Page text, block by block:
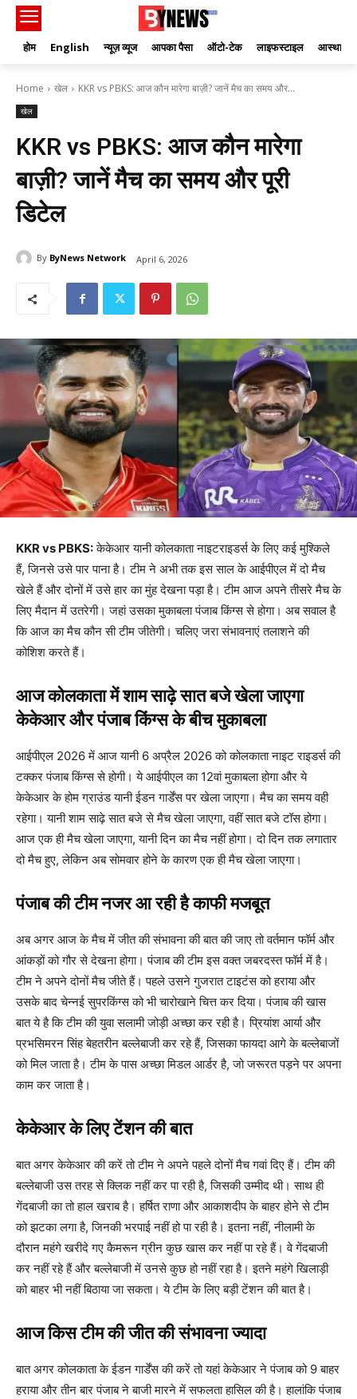
होम English न्यूज़ व्यूज आपका पैसा ऑटो-टेक लाइफस्टाइल आस्था
Home खेल KKR vs PBKS: आज कौन मारेगा बाज़ी? जानें मैच का समय और...
खेल
KKR vs PBKS: आज कौन मारेगा
बाज़ी? जानें मैच का समय और पूरी
डिटेल
By ByNews Network April 6, 2026
KKR vs PBKS:केकेआर यानी कोलकाता नाइटराइडर्स के लिए कई मुश्किले
हैं, जिनसे उसे पार पाना है। टीम ने अभी तक इस साल के आईपीएल में दो मैच
खेले हैं और दोनों में उसे हार का मुंह देखना पड़ा है। टीम आज अपने तीसरे मैच के
लिए मैदान में उतरेगी। जहां उसका मुकाबला पंजाब किंग्स से होगा। अब सवाल है
कि आज का मैच कौन सी टीम जीतेगी। चलिए जरा संभावनाएं तलाशने की
कोशिश करते हैं।
आज कोलकाता में शाम साढ़े सात बजे खेला जाएगा
केकेआर और पंजाब किंग्स के बीच मुकाबला
आईपीएल 2026 में आज यानी 6 अप्रैल 2026 को कोलकाता नाइट राइडर्स की
टक्कर पंजाब किंग्स से होगी। ये आईपीएल का 12वां मुकाबला होगा और ये
केकेआर के होम ग्राउंड यानी ईडन गार्डेंस पर खेला जाएगा। मैच का समय वही
रहेगा। यानी शाम साढ़े सात बजे से मैच खेला जाएगा, वहीं सात बजे टॉस होगा।
आज एक ही मैच खेला जाएगा, यानी दिन का मैच नहीं होगा। दो दिन तक लगातार
दो मैच हुए, लेकिन अब सोमवार होने के कारण एक ही मैच खेला जाएगा।
पंजाब की टीम नजर आ रही है काफी मजबूत
अब अगर आज के मैच में जीत की संभावना की बात की जाए तो वर्तमान फॉर्म और
आंकड़ों को गौर से देखना होगा। पंजाब की टीम इस वक्त जबरदस्त फॉर्म में है।
टीम ने अपने दोनों मैच जीते हैं। पहले उसने गुजरात टाइटंस को हराया और
उसके बाद चेन्नई सुपरकिंग्स को भी चारोखाने चित्त कर दिया। पंजाब की खास
बात ये है कि टीम की युवा सलामी जोड़ी अच्छा कर रही है। प्रियांश आर्या और ​
प्रभसिमरन सिंह बेहतरीन बल्लेबाजी कर रहे हैं, जिसका फायदा आगे के बल्लेबाजों
को मिल जाता है। टीम के पास अच्छा मिडल आर्डर है, जो जरूरत पड़ने पर अपना
काम कर जाता है।
केकेआर के लिए टेंशन की बात
बात अगर केकेआर की करें तो टीम ने अपने पहले दोनों मैच गवां दिए हैं। टीम की
बल्लेबाजी उस तरह से क्लिक नहीं कर पा रही है, जिसकी उम्मीद थी। साथ ही
गेंदबाजी का तो हाल खराब है। हर्षित राणा और आकाशदीप के बाहर होने से टीम
को झटका लगा है, जिनकी भरपाई नहीं हो पा रही है। इतना नहीं, नीलामी के
दौरान महंगे खरीदे गए कैमरून ग्रीन कुछ खास कर नहीं पा रहे हैं। वे गेंदबाजी
कर नहीं रहे हैं और बल्लेबाजी में उनसे कुछ हो नहीं रहा है। इतने महंगे खिलाड़ी
को बाहर भी नहीं बिठाया जा सकता। ये टीम के लिए बड़ी टेंशन की बात है।
आज किस टीम की जीत की संभावना ज्यादा
बात अगर कोलकाता के ईडन गार्डेंस की करें तो यहां केकेआर ने पंजाब को 9 बाहर
हराया और तीन बार पंजाब ने बाजी मारने में सफलता हासिल की है। हालांकि पंजाब